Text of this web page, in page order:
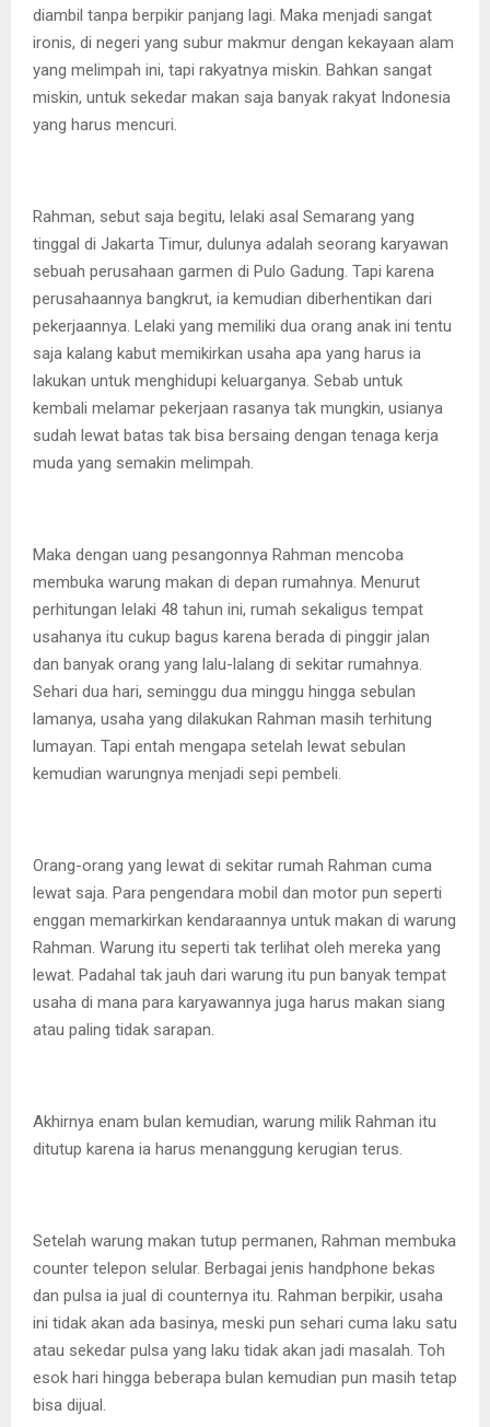
diambil tanpa berpikir panjang lagi. Maka menjadi sangat
ironis, di negeri yang subur makmur dengan kekayaan alam
yang melimpah ini, tapi rakyatnya miskin. Bahkan sangat
miskin, untuk sekedar makan saja banyak rakyat Indonesia
yang harus mencuri.
Rahman, sebut saja begitu, lelaki asal Semarang yang
tinggal di Jakarta Timur, dulunya adalah seorang karyawan
sebuah perusahaan garmen di Pulo Gadung. Tapi karena
perusahaannya bangkrut, ia kemudian diberhentikan dari
pekerjaannya. Lelaki yang memiliki dua orang anak ini tentu
saja kalang kabut memikirkan usaha apa yang harus ia
lakukan untuk menghidupi keluarganya. Sebab untuk
kembali melamar pekerjaan rasanya tak mungkin, usianya
sudah lewat batas tak bisa bersaing dengan tenaga kerja
muda yang semakin melimpah.
Maka dengan uang pesangonnya Rahman mencoba
membuka warung makan di depan rumahnya. Menurut
perhitungan lelaki 48 tahun ini, rumah sekaligus tempat
usahanya itu cukup bagus karena berada di pinggir jalan
dan banyak orang yang lalu-lalang di sekitar rumahnya.
Sehari dua hari, seminggu dua minggu hingga sebulan
lamanya, usaha yang dilakukan Rahman masih terhitung
lumayan. Tapi entah mengapa setelah lewat sebulan
kemudian warungnya menjadi sepi pembeli.
Orang-orang yang lewat di sekitar rumah Rahman cuma
lewat saja. Para pengendara mobil dan motor pun seperti
enggan memarkirkan kendaraannya untuk makan di warung
Rahman. Warung itu seperti tak terlihat oleh mereka yang
lewat. Padahal tak jauh dari warung itu pun banyak tempat
usaha di mana para karyawannya juga harus makan siang
atau paling tidak sarapan.
Akhirnya enam bulan kemudian, warung milik Rahman itu
ditutup karena ia harus menanggung kerugian terus.
Setelah warung makan tutup permanen, Rahman membuka
counter telepon selular. Berbagai jenis handphone bekas
dan pulsa ia jual di counternya itu. Rahman berpikir, usaha
ini tidak akan ada basinya, meski pun sehari cuma laku satu
atau sekedar pulsa yang laku tidak akan jadi masalah. Toh
esok hari hingga beberapa bulan kemudian pun masih tetap
bisa dijual.